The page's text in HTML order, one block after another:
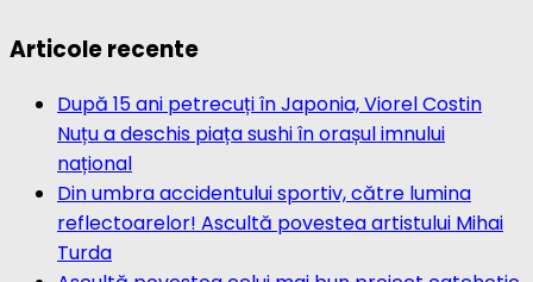
Articole recente
După 15 ani petrecuți în Japonia, Viorel Costin
Nuțu a deschis piața sushi în orașul imnului
național
Din umbra accidentului sportiv, către lumina
reflectoarelor! Ascultă povestea artistului Mihai
Turda